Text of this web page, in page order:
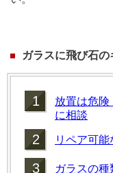
ガラスに飛び石の
1
放置は危
に相談
2 リペア可
3 ガラスの